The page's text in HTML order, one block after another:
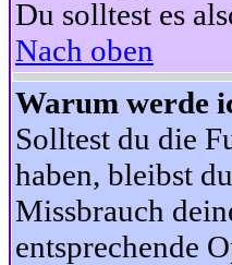
Du solltest es
Nach oben
Warum werde
Solltest du die
haben, bleibst
Missbrauch
entsprechende